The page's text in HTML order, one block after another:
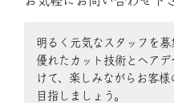
明るく元気なスタッフを募
優れたカット技術とヘア
けて、楽しみながらお客
目指しましょう。